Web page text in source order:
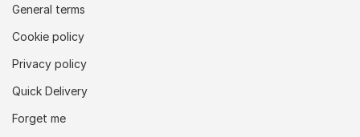
General terms
Cookie policy
Privacy policy
Quick Delivery
Forget me